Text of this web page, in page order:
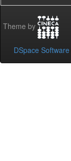
Theme by
DSpace Software